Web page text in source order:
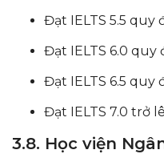
Đạt IELTS 5.5 quy
Đạt IELTS 6.0 quy
Đạt IELTS 6.5 quy
Đạt IELTS 7.0 trở
3.8. Học viện